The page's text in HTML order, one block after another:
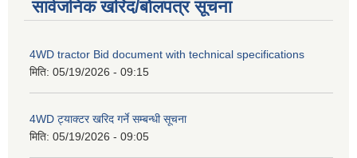
सार्वजनिक खरिद/बोलपत्र सूचना
4WD tractor Bid document with technical specifications
मिति: 05/19/2026 - 09:15
4WD ट्याक्टर खरिद गर्ने सम्बन्धी सूचना
मिति: 05/19/2026 - 09:05